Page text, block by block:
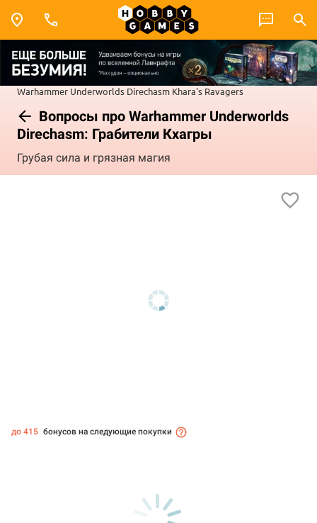
Warhammer Underworlds Direchasm Khara's Ravagers
Вопросы про Warhammer Underworlds
Direchasm: Грабители Кхагры
Грубая сила и грязная магия
до 415 бонусов на следующие покупки